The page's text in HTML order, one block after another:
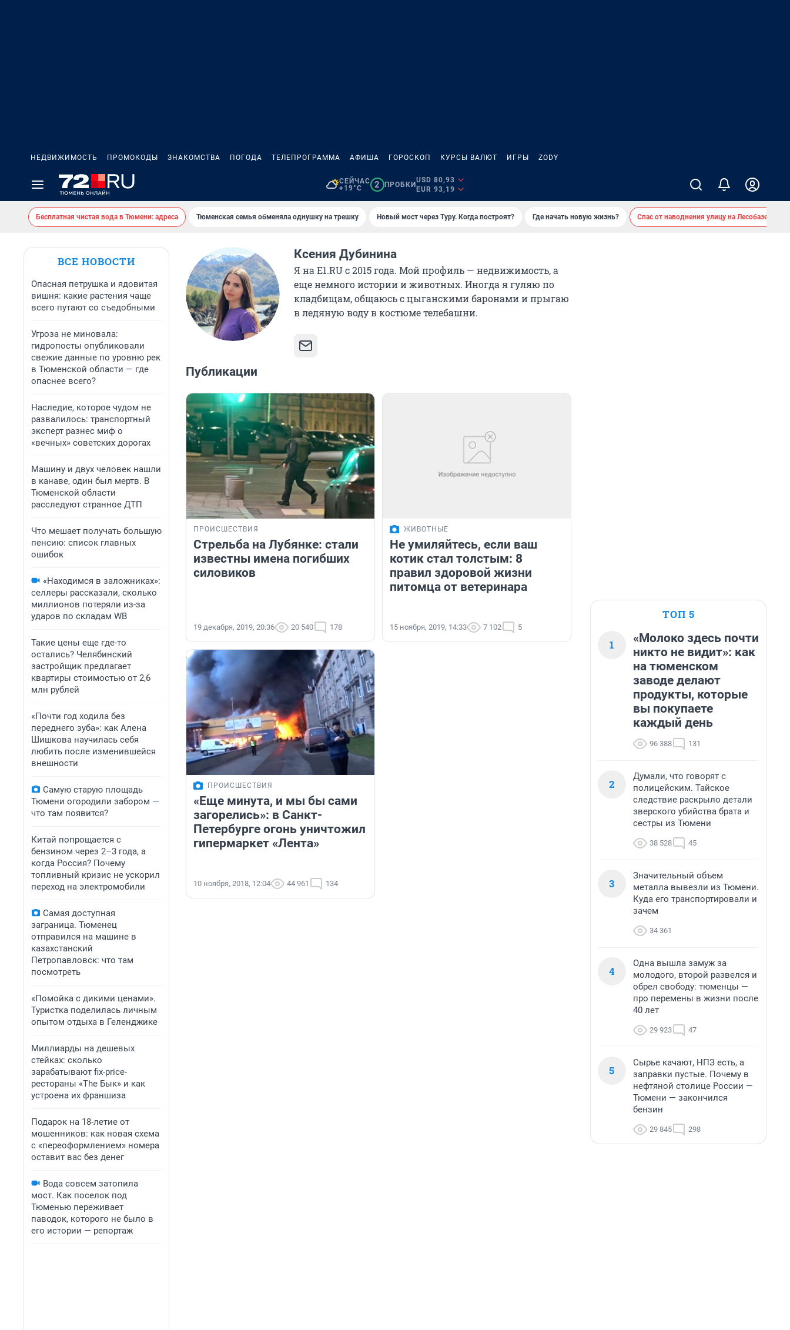
НЕДВИЖИМОСТЬ ПРОМОКОДЫ ЗНАКОМСТВА ПОГОДА ТЕЛЕПРОГРАММА АФИША ГОРОСКОП КУРСЫ ВАЛЮТ ИГРЫ ZODY
СЕЙЧАС
+19°C
2 ПРОБКИ
USD 80,93
EUR 93,19
Бесплатная чистая вода в Тюмени: адреса Тюменская семья обменяла однушку на трешку Новый мост через Туру. Когда построят? Где начать новую жизнь? Спас от наводнения улицу на Лесобазе
ВСЕ НОВОСТИ
Опасная петрушка и ядовитая
вишня: какие растения чаще
всего путают со съедобными
Угроза не миновала:
гидропосты опубликовали
свежие данные по уровню рек
в Тюменской области — где
опаснее всего?
Наследие, которое чудом не
развалилось: транспортный
эксперт разнес миф о
«вечных» советских дорогах
Машину и двух человек нашли
в канаве, один был мертв. В
Тюменской области
расследуют странное ДТП
Что мешает получать большую
пенсию: список главных
ошибок
«Находимся в заложниках»:
селлеры рассказали, сколько
миллионов потеряли из-за
ударов по складам WB
Такие цены еще где-то
остались? Челябинский
застройщик предлагает
квартиры стоимостью от 2,6
млн рублей
«Почти год ходила без
переднего зуба»: как Алена
Шишкова научилась себя
любить после изменившейся
внешности
Самую старую площадь
Тюмени огородили забором —
что там появится?
Китай попрощается с
бензином через 2–3 года, а
когда Россия? Почему
топливный кризис не ускорил
переход на электромобили
Самая доступная
заграница. Тюменец
отправился на машине в
казахстанский
Петропавловск: что там
посмотреть
«Помойка с дикими ценами».
Туристка поделилась личным
опытом отдыха в Геленджике
Миллиарды на дешевых
стейках: сколько
зарабатывают fix-price-
рестораны «The Бык» и как
устроена их франшиза
Подарок на 18-летие от
мошенников: как новая схема
с «переоформлением» номера
оставит вас без денег
Вода совсем затопила
мост. Как поселок под
Тюменью переживает
паводок, которого не было в
его истории — репортаж
Ксения Дубинина
Я на E1.RU с 2015 года. Мой профиль — недвижимость, а
еще немного истории и животных. Иногда я гуляю по
кладбищам, общаюсь с цыганскими баронами и прыгаю
в ледяную воду в костюме телебашни.
Публикации
ПРОИСШЕСТВИЯ
Стрельба на Лубянке: стали
известны имена погибших
силовиков
19 декабря, 2019, 20:36 20 540 178
ЖИВОТНЫЕ
Не умиляйтесь, если ваш
котик стал толстым: 8
правил здоровой жизни
питомца от ветеринара
15 ноября, 2019, 14:33 7 102 5
ПРОИСШЕСТВИЯ
«Еще минута, и мы бы сами
загорелись»: в Санкт-
Петербурге огонь уничтожил
гипермаркет «Лента»
10 ноября, 2018, 12:04 44 961 134
ТОП 5
1
«Молоко здесь почти
никто не видит»: как
на тюменском
заводе делают
продукты, которые
вы покупаете
каждый день
96 388 131
2
Думали, что говорят с
полицейским. Тайское
следствие раскрыло детали
зверского убийства брата и
сестры из Тюмени
38 528 45
3
Значительный объем
металла вывезли из Тюмени.
Куда его транспортировали и
зачем
34 361
4
Одна вышла замуж за
молодого, второй развелся и
обрел свободу: тюменцы —
про перемены в жизни после
40 лет
29 923 47
5
Сырье качают, НПЗ есть, а
заправки пустые. Почему в
нефтяной столице России —
Тюмени — закончился
бензин
29 845 298